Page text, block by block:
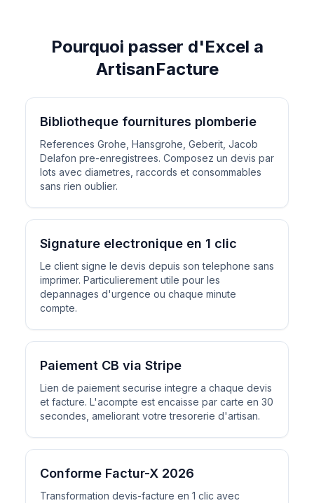
Pourquoi passer d'Excel a
ArtisanFacture
Bibliotheque fournitures plomberie
References Grohe, Hansgrohe, Geberit, Jacob
Delafon pre-enregistrees. Composez un devis par
lots avec diametres, raccords et consommables
sans rien oublier.
Signature electronique en 1 clic
Le client signe le devis depuis son telephone sans
imprimer. Particulierement utile pour les
depannages d'urgence ou chaque minute
compte.
Paiement CB via Stripe
Lien de paiement securise integre a chaque devis
et facture. L'acompte est encaisse par carte en 30
secondes, ameliorant votre tresorerie d'artisan.
Conforme Factur-X 2026
Transformation devis-facture en 1 clic avec